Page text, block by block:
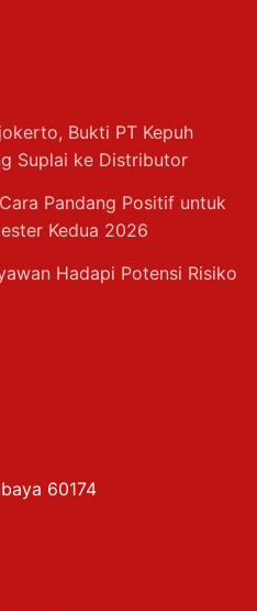
Bukti PT Kepuh
Suplai ke Distributor
Pandang Positif untuk
Kedua 2026
Hadapi Potensi Risiko
60174